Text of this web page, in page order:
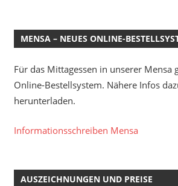
MENSA – NEUES ONLINE-
Für das Mittagessen in unserer Mensa
Online-Bestellsystem. Nähere Infos
herunterladen.
Informationsschreiben Mensa
AUSZEICHNUNGEN UND PREISE